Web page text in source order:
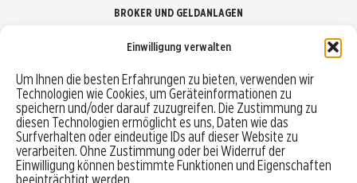
Einwilligung verwalten
Um Ihnen die besten Erfahrungen zu bieten, verwenden wir
Technologien wie Cookies, um Geräteinformationen zu
speichern und/oder darauf zuzugreifen. Die Zustimmung zu
diesen Technologien ermöglicht es uns, Daten wie das
Surfverhalten oder eindeutige IDs auf dieser Website zu
verarbeiten. Ohne Zustimmung oder bei Widerruf der
Einwilligung können bestimmte Funktionen und Eigenschaften
beeinträchtigt werden.
BROKER UND GELDANLAGEN
Robo-Advisor vergleichen
Depotvergleich
Festgeld vergleichen